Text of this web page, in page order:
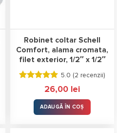
Robinet coltar Schell
Comfort, alama cromata,
filet exterior, 1/2″ x 1/2″
Evaluat la
stele
din 5
5.0 (2 recenzii)
26,00 lei
ADAUGĂ ÎN COȘ